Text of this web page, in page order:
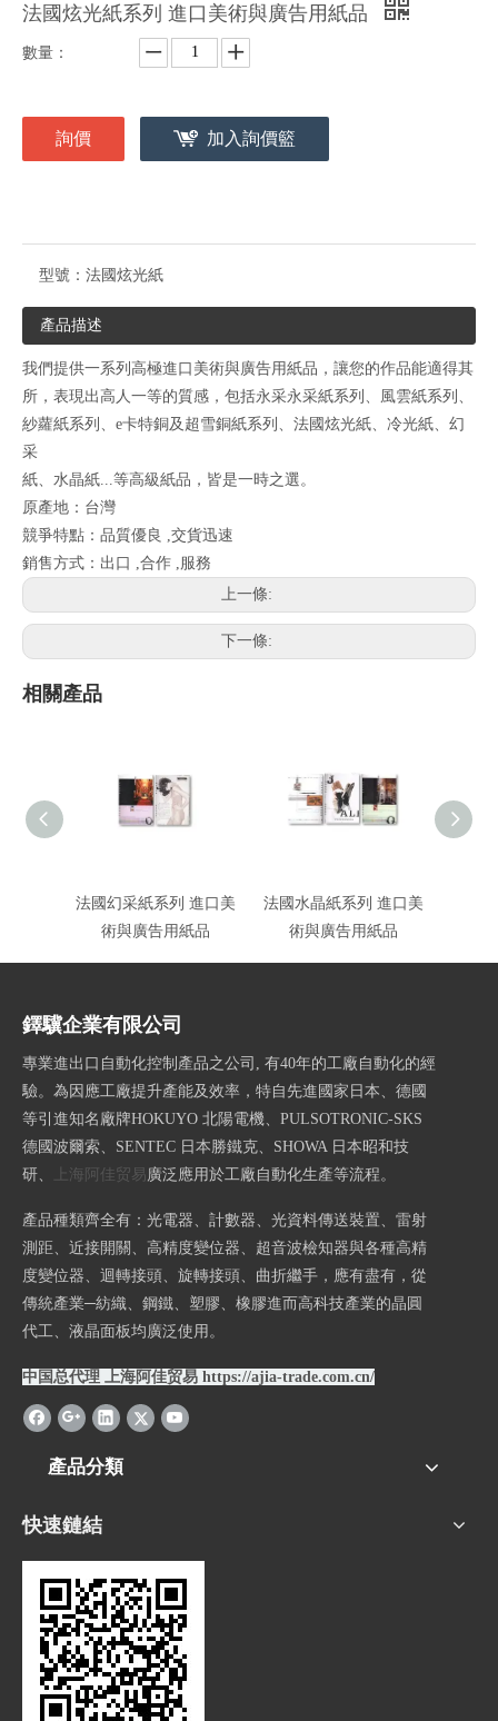
法國炫光紙系列 進口美術與廣告用紙品
數量：
詢價 加入詢價籃
型號： 法國炫光紙
產品描述
我們提供一系列高極進口美術與廣告用紙品，讓您的作品能適得其
所，表現出高人一等的質感，包括永采永采紙系列、風雲紙系列、
紗蘿紙系列、e卡特銅及超雪銅紙系列、法國炫光紙、冷光紙、幻
采
紙、水晶紙...等高級紙品，皆是一時之選。
原產地：台灣
競爭特點：品質優良 ,交貨迅速
銷售方式：出口 ,合作 ,服務
上一條:
下一條:
相關產品
法國幻采紙系列 進口美
術與廣告用紙品
法國水晶紙系列 進口美
術與廣告用紙品
鐸驥企業有限公司
專業進出口自動化控制產品之公司, 有40年的工廠自動化的經
驗。為因應工廠提升產能及效率，特自先進國家日本、德國
等引進知名廠牌HOKUYO 北陽電機、PULSOTRONIC-SKS
德國波爾索、SENTEC 日本勝鐵克、SHOWA 日本昭和技
研、
上海阿佳贸易 廣泛應用於工廠自動化生產等流程。
產品種類齊全有：光電器、計數器、光資料傳送裝置、雷射
測距、近接開關、高精度變位器、超音波檢知器與各種高精
度變位器、迴轉接頭、旋轉接頭、曲折繼手，應有盡有，從
傳統產業─紡織、鋼鐵、塑膠、橡膠進而高科技產業的晶圓
代工、液晶面板均廣泛使用。
中国总代理 上海阿佳贸易 https://ajia-trade.com.cn/
產品分類
快速鏈結